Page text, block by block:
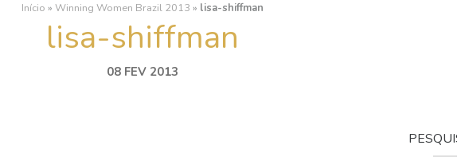
Início » Winning Women Brazil 2013 » lisa-shiffman
lisa-shiffman
08 FEV 2013